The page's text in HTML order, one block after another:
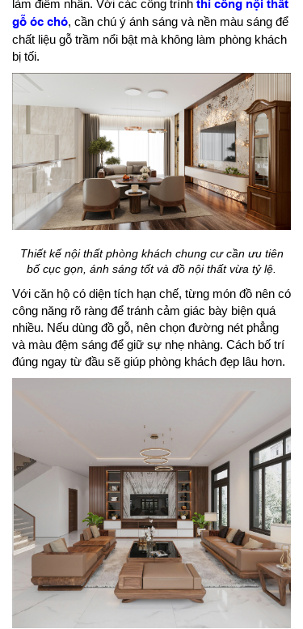
làm điểm nhấn. Với các công trình thi công nội thất
gỗ óc chó, cần chú ý ánh sáng và nền màu sáng để
chất liệu gỗ trầm nổi bật mà không làm phòng khách
bị tối.
Thiết kế nội thất phòng khách chung cư cần ưu tiên
bố cục gọn, ánh sáng tốt và đồ nội thất vừa tỷ lệ.
Với căn hộ có diện tích hạn chế, từng món đồ nên có
công năng rõ ràng để tránh cảm giác bày biện quá
nhiều. Nếu dùng đồ gỗ, nên chọn đường nét phẳng
và màu đệm sáng để giữ sự nhẹ nhàng. Cách bố trí
đúng ngay từ đầu sẽ giúp phòng khách đẹp lâu hơn.